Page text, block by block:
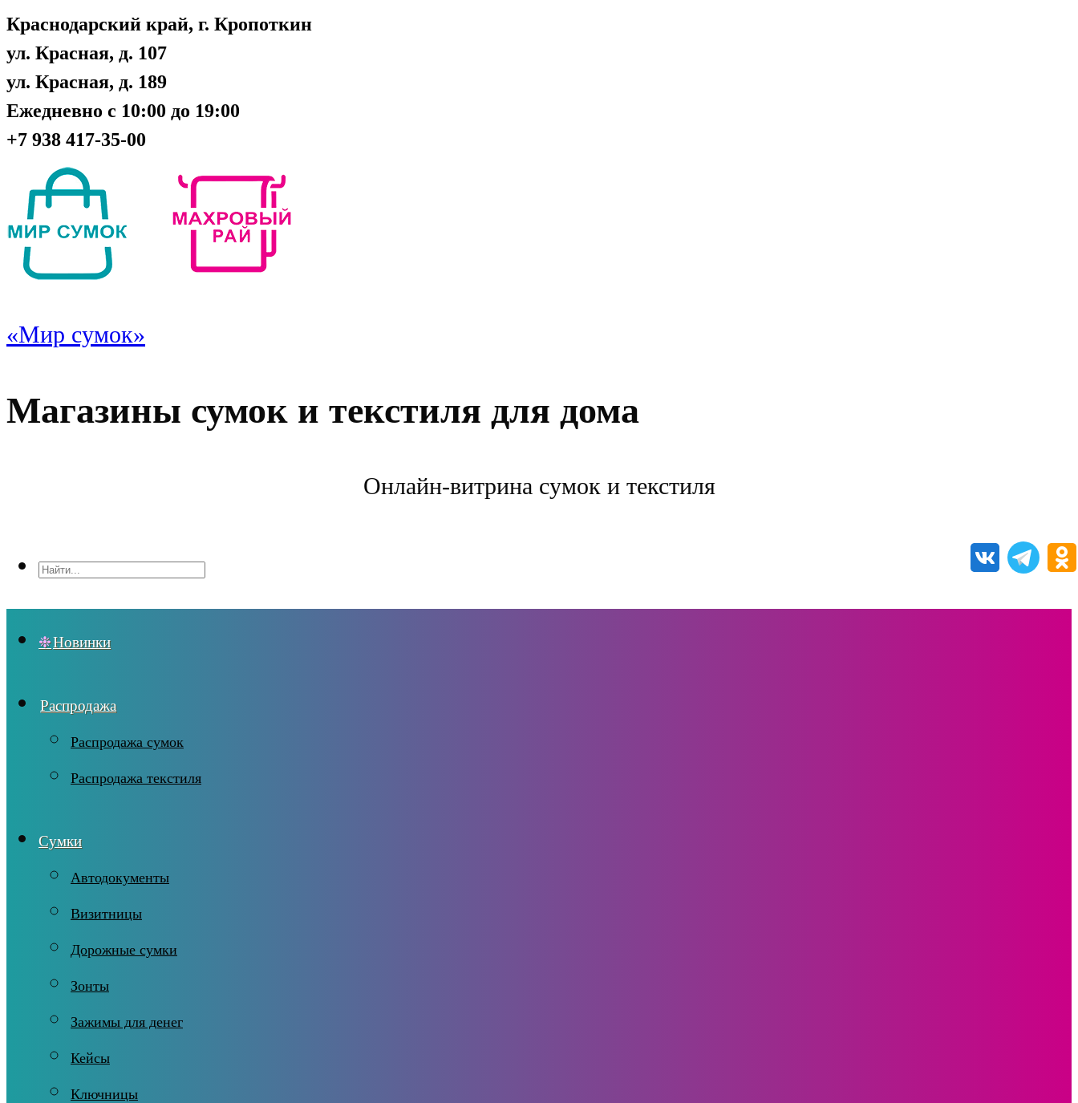
Краснодарский край, г. Кропоткин
ул. Красная, д. 107
ул. Красная, д. 189
Ежедневно с 10:00 до 19:00
+7 938 417-35-00
«Мир сумок»
Магазины сумок и текстиля для дома
Онлайн-витрина сумок и текстиля
Новинки
Распродажа
Распродажа сумок
Распродажа текстиля
Сумки
Автодокументы
Визитницы
Дорожные сумки
Зонты
Зажимы для денег
Кейсы
Ключницы